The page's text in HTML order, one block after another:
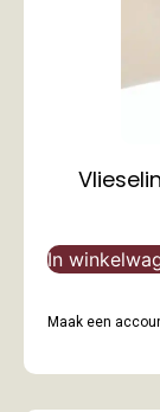
In
Maak een